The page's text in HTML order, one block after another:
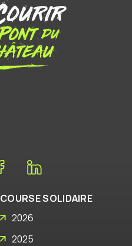
COURSE SOLIDAIRE
2026
2025